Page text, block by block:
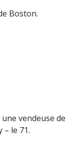
Boston.
vendeuse de
– le 71.